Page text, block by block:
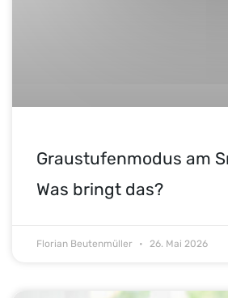
Graustufenmodus am
Was bringt das?
Florian Beutenmüller 26. Mai 2026